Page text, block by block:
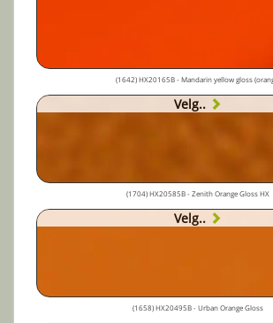
(1642) HX20165B - Mandarin yellow gloss
Velg..
(1704) HX20585B - Zenith Orange Gloss HX
Velg..
(1658) HX20495B - Urban Orange Gloss